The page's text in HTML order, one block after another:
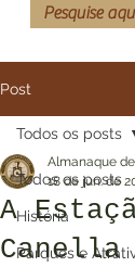
Post
Todos os posts
História
Parques e
Todos os posts
A
Canella
Almanaque
18 de jun. de